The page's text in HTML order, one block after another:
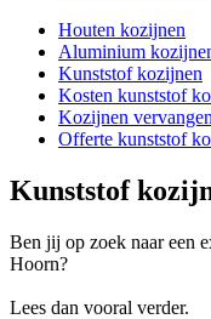
Houten kozijnen
Aluminium
Kunststof kozijnen
Kosten kunststof
Kozijnen vervangen
Offerte kunststof
Kunststof
Ben jij op zoek naar een
Hoorn?
Lees dan vooral verder.